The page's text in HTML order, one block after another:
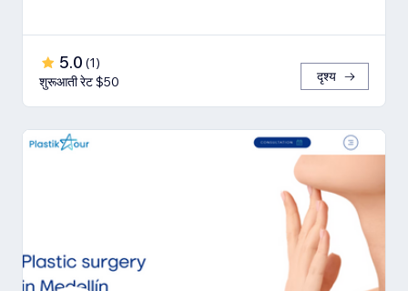
5.0 (1)
शुरूआती रेट $50
दृश्य